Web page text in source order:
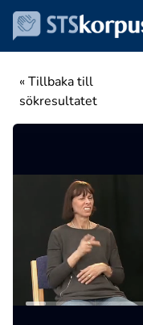
« Tillbaka till
sökresultatet